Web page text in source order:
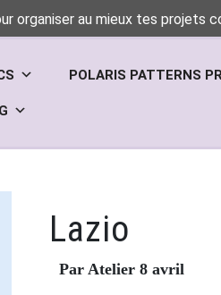
organiser au mieux tes projets
POLARIS PATTERNS
Lazio
Par Atelier 8 avril